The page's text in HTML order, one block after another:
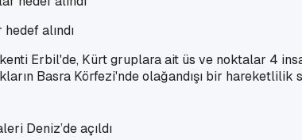
alındı
Erbil'de, Kürt gruplara ait üs ve noktalar 4
Basra Körfezi'nde olağandışı bir